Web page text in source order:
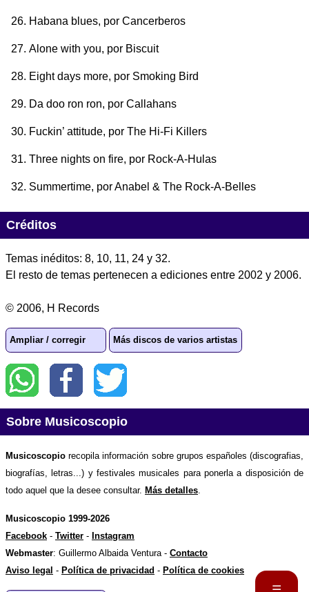
☰
Habana blues, por Cancerberos
Alone with you, por Biscuit
Eight days more, por Smoking Bird
Da doo ron ron, por Callahans
Fuckin’ attitude, por The Hi-Fi Killers
Three nights on fire, por Rock-A-Hulas
Summertime, por Anabel & The Rock-A-Belles
Créditos
Temas inéditos: 8, 10, 11, 24 y 32.
El resto de temas pertenecen a ediciones entre 2002 y 2006.
© 2006, H Records
Ampliar / corregir Más discos de varios artistas
Sobre Musicoscopio
Musicoscopio recopila información sobre grupos españoles (discografias,
biografías, letras...) y festivales musicales para ponerla a disposición de
todo aquel que la desee consultar. Más detalles
Musicoscopio 1999-2026
Facebook - Twitter - Instagram
Webmaster: Guillermo Albaida Ventura - Contacto
Aviso legal - Política de privacidad - Política de cookies